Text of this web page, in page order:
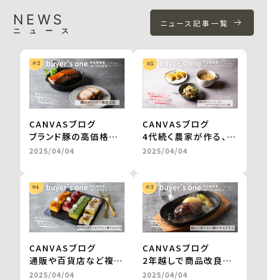
NEWS
ニュース
ニュース記事一覧
CANVASブログ
ブランド豚の高価格帯
ギフトが、お取り寄せグ
の開発も進行中
＜from buyer’s
one＞
2025/04/04
CANVASブログ
4代続く農家が作る、無
農薬栽培・天日干しの
～600食を継続販売
＜from buyer’s
one＞
2025/04/04
CANVASブログ
通販や百貨店など複数
社との商品開発が一気
2025/04/04
CANVASブログ
2年越しで商品改良に
取り組み、百貨店のギ
2025/04/04